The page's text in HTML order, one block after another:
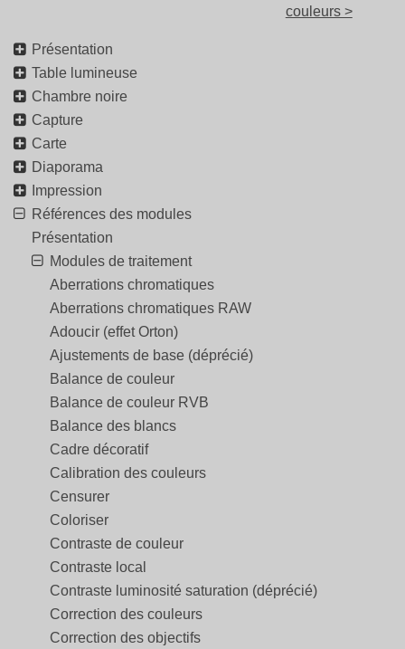
couleurs >
Présentation
Table lumineuse
Chambre noire
Capture
Carte
Diaporama
Impression
Références des modules
Présentation
Modules de traitement
Aberrations chromatiques
Aberrations chromatiques RAW
Adoucir (effet Orton)
Ajustements de base (déprécié)
Balance de couleur
Balance de couleur RVB
Balance des blancs
Cadre décoratif
Calibration des couleurs
Censurer
Coloriser
Contraste de couleur
Contraste local
Contraste luminosité saturation (déprécié)
Correction des couleurs
Correction des objectifs